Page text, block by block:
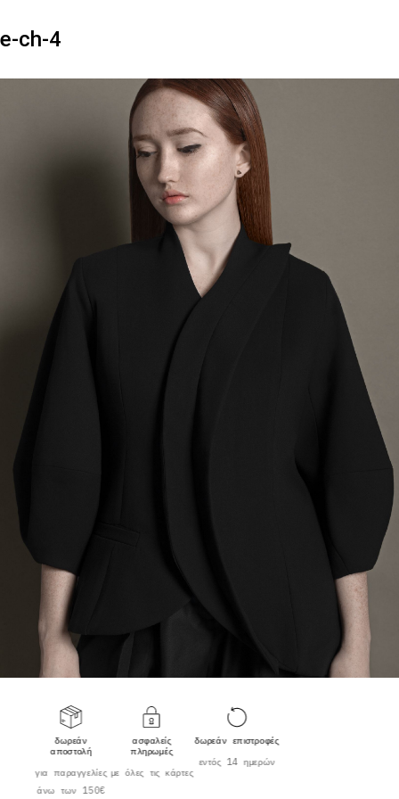
e-ch-4
δωρεάν
αποστολή
για παραγγελίες
άνω των 150€
ασφαλείς
πληρωμές
με όλες τις κάρτες
δωρεάν επιστροφές
εντός 14 ημερών